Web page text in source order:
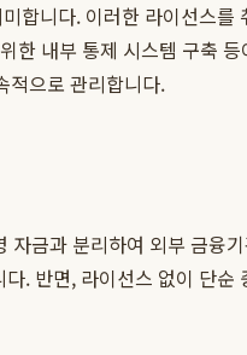
합니다. 이러한 라이선스를
한 내부 통제 시스템 구축
적으로 관리합니다.
금과 분리하여 외부 금융
. 반면, 라이선스 없이 단순